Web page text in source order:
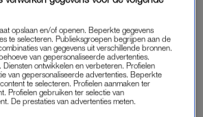
ze haar verlof in. “Ik kon niet wachten
te gaan.”
FNV opent meldpunt voor
zwangere vrouwen die te
maken hebben met
discriminatie
opslaan en/of openen. Beperkte gegevens
te selecteren. Publieksgroepen begrijpen aan de
van gegevens uit verschillende bronnen.
van gepersonaliseerde advertenties.
Diensten ontwikkelen en verbeteren. Profielen
van gepersonaliseerde advertenties. Beperkte
te selecteren. Profielen aanmaken ter
Profielen gebruiken ter selectie van
De prestaties van advertenties meten.